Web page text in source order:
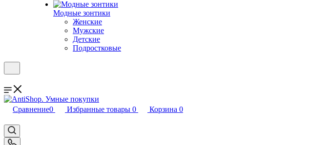
Модные зонтики
Женские
Мужские
Детские
Подростковые
Сравнение0 Избранные товары 0 Корзина 0